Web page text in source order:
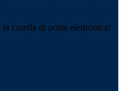
casella di posta elettronica!